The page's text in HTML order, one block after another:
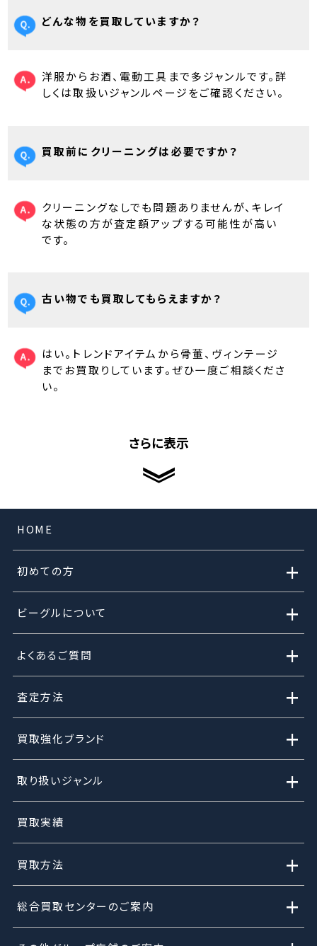
どんな物を買取していますか？
洋服からお酒、電動工具まで多ジャンルです。詳
しくは取扱いジャンルページをご確認ください。
買取前にクリーニングは必要ですか？
クリーニングなしでも問題ありませんが、キレイ
な状態の方が査定額アップする可能性が高い
です。
古い物でも買取してもらえますか？
はい。トレンドアイテムから骨董、ヴィンテージ
までお買取りしています。ぜひ一度ご相談くださ
い。
さらに表示
HOME
初めての方 +
ビーグルについて +
よくあるご質問 +
査定方法 +
買取強化ブランド +
取り扱いジャンル +
買取実績
買取方法 +
総合買取センターのご案内 +